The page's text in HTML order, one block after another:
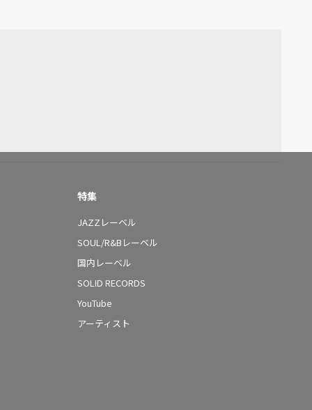
特集
JAZZレーベル
SOUL/R&Bレーベル
国内レーベル
SOLID RECORDS
YouTube
アーティスト